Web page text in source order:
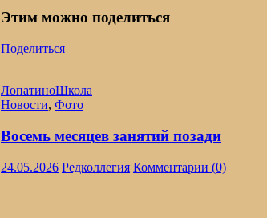
Этим можно поделиться
Поделиться
ЛопатиноШкола
Новости, Фото
Восемь месяцев занятий позади
24.05.2026 Редколлегия Комментарии (0)